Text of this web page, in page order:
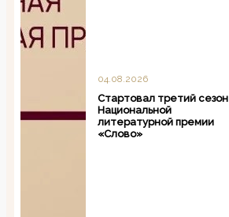
04.08.2026
Стартовал третий сезон
Национальной
литературной премии
«Слово»